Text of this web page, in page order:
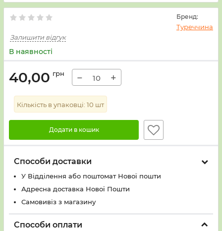
Бренд:
Туреччина
Залишити відгук
В наявності
40,00 грн − +
Кількість в упаковці: 10 шт
Додати в кошик
Способи доставки
У Вiддiлення або поштомат Нової пошти
Адресна доставка Нової Пошти
Самовивіз з магазину
Способи оплати